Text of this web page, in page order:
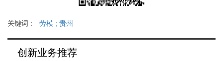
关键词 : 劳模 ; 贵州
创新业务推荐